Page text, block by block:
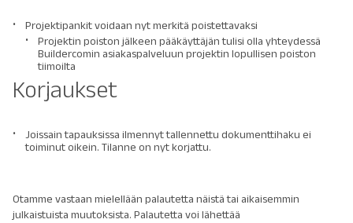
Projektipankit voidaan nyt merkitä poistettavaksi
Projektin poiston jälkeen pääkäyttäjän tulisi olla yhteydessä
Buildercomin asiakaspalveluun projektin lopullisen poiston
tiimoilta
Korjaukset
Joissain tapauksissa ilmennyt tallennettu dokumenttihaku ei
toiminut oikein. Tilanne on nyt korjattu.
Otamme vastaan mielellään palautetta näistä tai aikaisemmin
julkaistuista muutoksista. Palautetta voi lähettää